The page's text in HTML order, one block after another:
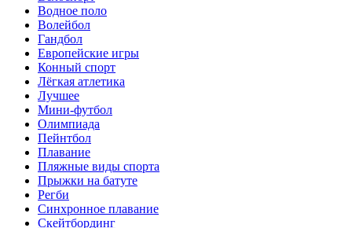
Водное поло
Волейбол
Гандбол
Европейские игры
Конный спорт
Лёгкая атлетика
Лучшее
Мини-футбол
Олимпиада
Пейнтбол
Плавание
Пляжные виды спорта
Прыжки на батуте
Регби
Синхронное плавание
Скейтбординг